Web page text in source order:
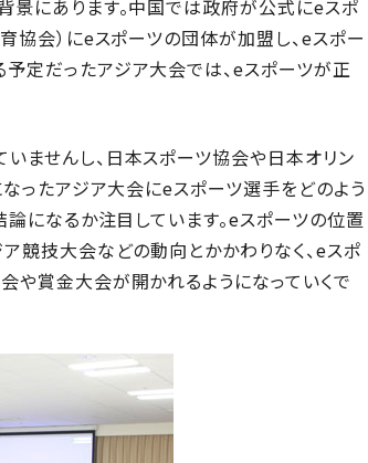
景にあります。中国では政府が公式にeスポ
協会）にeスポーツの団体が加盟し、eスポー
定だったアジア大会では、eスポーツが正
ませんし、日本スポーツ協会や日本オリン
ったアジア大会にeスポーツ選手をどのよう
になるか注目しています。eスポーツの位置
競技大会などの動向とかかわりなく、eスポ
や賞金大会が開かれるようになっていくで